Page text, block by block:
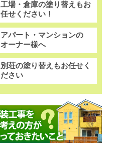
工場・倉庫の塗り替えもお
任せください！
アパート・マンションの
オーナー様へ
別荘の塗り替えもお任せく
ださい